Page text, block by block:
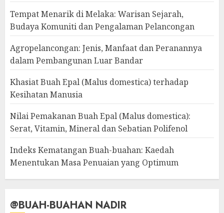
Tempat Menarik di Melaka: Warisan Sejarah,
Budaya Komuniti dan Pengalaman Pelancongan
Agropelancongan: Jenis, Manfaat dan Peranannya
dalam Pembangunan Luar Bandar
Khasiat Buah Epal (Malus domestica) terhadap
Kesihatan Manusia
Nilai Pemakanan Buah Epal (Malus domestica):
Serat, Vitamin, Mineral dan Sebatian Polifenol
Indeks Kematangan Buah-buahan: Kaedah
Menentukan Masa Penuaian yang Optimum
@BUAH-BUAHAN NADIR